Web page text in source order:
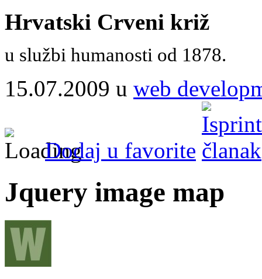
Hrvatski Crveni križ
u službi humanosti od 1878.
15.07.2009 u web
Dodaj u favorite
Jquery image map